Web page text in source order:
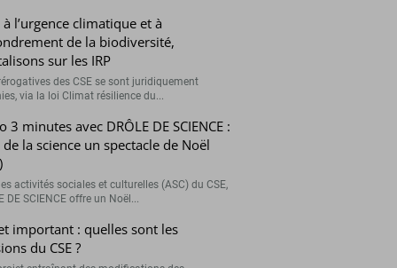
à l’urgence climatique et à
de la biodiversité,
sur les IRP
des CSE se sont juridiquement
via la loi Climat résilience du...
3 minutes avec DRÔLE DE SCIENCE :
la science un spectacle de Noël
activités sociales et culturelles (ASC) du CSE,
DE SCIENCE offre un Noël...
important : quelles sont les
du CSE ?